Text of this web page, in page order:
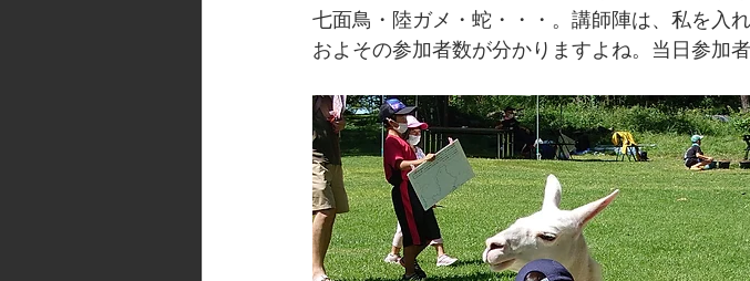
七面鳥・陸ガメ・蛇・・・。講師陣は、私を入れ
およその参加者数が分かりますよね。当日参加